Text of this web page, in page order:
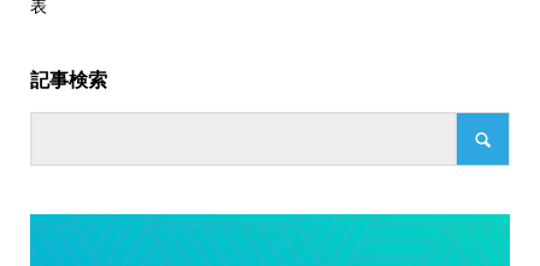
表
記事検索